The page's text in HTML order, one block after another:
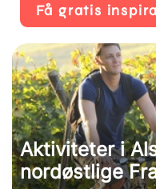
Få gratis
Aktiviteter i
nordøstlige